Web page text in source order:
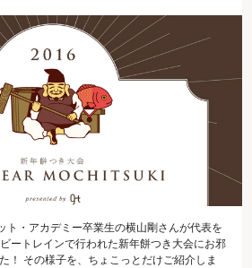
ト・アカデミー卒業生の横山剛さんが代表を
ートレインで行われた新年餅つき大会にお邪
！ その様子を、ちょこっとだけご紹介しま